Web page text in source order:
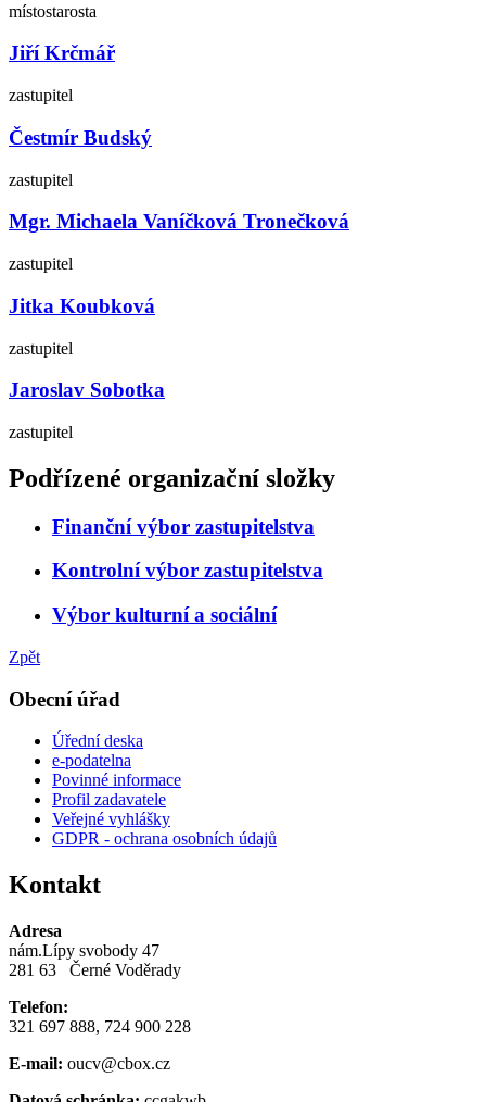
místostarosta
Jiří Krčmář
zastupitel
Čestmír Budský
zastupitel
Mgr. Michaela Vaníčková Tronečková
zastupitel
Jitka Koubková
zastupitel
Jaroslav Sobotka
zastupitel
Podřízené organizační složky
Finanční výbor zastupitelstva
Kontrolní výbor zastupitelstva
Výbor kulturní a sociální
Zpět
Obecní úřad
Úřední deska
e-podatelna
Povinné informace
Profil zadavatele
Veřejné vyhlášky
GDPR - ochrana osobních údajů
Kontakt
Adresa
nám.Lípy svobody 47
281 63 Černé Voděrady
Telefon:
321 697 888, 724 900 228
E-mail: oucv@cbox.cz